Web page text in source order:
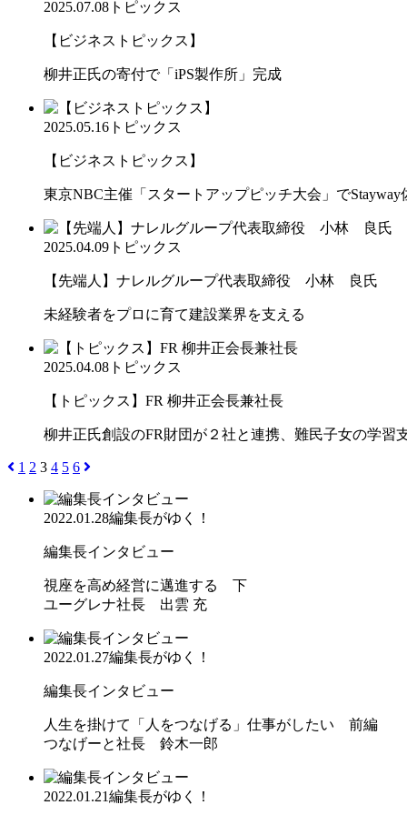
2025.07.08 トピックス
【ビジネストピックス】
柳井正氏の寄付で「iPS製作所」完成
2025.05.16 トピックス
【ビジネストピックス】
東京NBC主催「スタートアップピッチ大会」でStayway
2025.04.09 トピックス
【先端人】ナレルグループ代表取締役 小林 良氏
未経験者をプロに育て建設業界を支える
2025.04.08 トピックス
【トピックス】FR 柳井正会長兼社長
柳井正氏創設のFR財団が２社と連携、難民子女の学習
1 2 3 4 5 6
2022.01.28編集長がゆく！
編集長インタビュー
視座を高め経営に邁進する 下
ユーグレナ社長 出雲 充
2022.01.27編集長がゆく！
編集長インタビュー
人生を掛けて「人をつなげる」仕事がしたい 前編
つなげーと社長 鈴木一郎
2022.01.21編集長がゆく！